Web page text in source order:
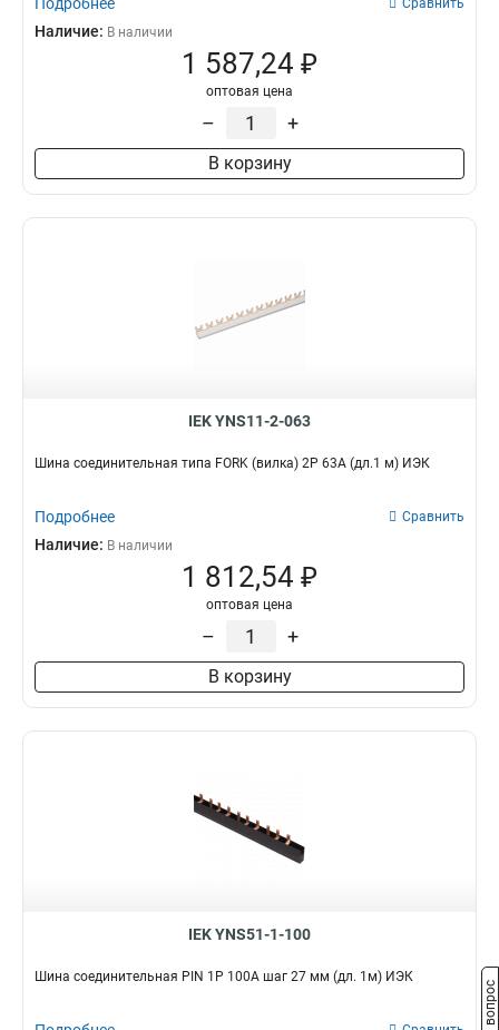
Сравнить
Наличие: В наличии
1 587,24 ₽
оптовая цена
– +
В корзину
IEK YNS11-2-063
Шина соединительная типа FORK (вилка) 2Р 63А (дл.1 м) ИЭК
Подробнее Сравнить
Наличие: В наличии
1 812,54 ₽
оптовая цена
– +
В корзину
IEK YNS51-1-100
Шина соединительная PIN 1Р 100А шаг 27 мм (дл. 1м) ИЭК